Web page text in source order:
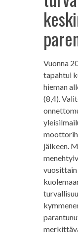
Vuonna
tapahtui
hieman
(8,4).
jälkeen.